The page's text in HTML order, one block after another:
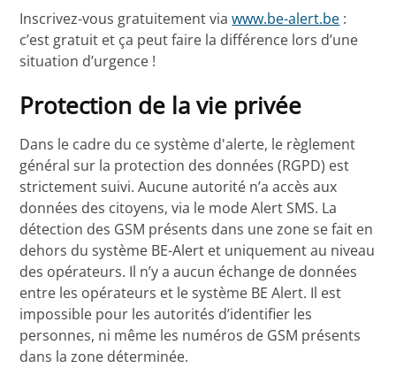
Inscrivez-vous gratuitement viawww.be-alert.be :
c’est gratuit et ça peut faire la différence lors d’une
situation d’urgence !
Protection de la vie privée
Dans le cadre du ce système d'alerte, le règlement
général sur la protection des données (RGPD) est
strictement suivi. Aucune autorité n’a accès aux
données des citoyens, via le mode Alert SMS. La
détection des GSM présents dans une zone se fait en
dehors du système BE-Alert et uniquement au niveau
des opérateurs. Il n’y a aucun échange de données
entre les opérateurs et le système BE Alert. Il est
impossible pour les autorités d’identifier les
personnes, ni même les numéros de GSM présents
dans la zone déterminée.